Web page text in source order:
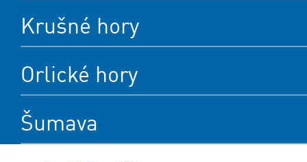
Krušné hory
Orlické hory
Šumava